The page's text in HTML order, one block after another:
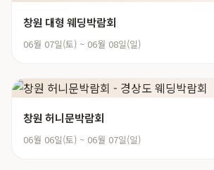
창원 대형 웨딩박람회
06월 07일(토) ~ 06월 08일(일)
창원 허니문박람회
06월 06일(토) ~ 06월 07일(일)